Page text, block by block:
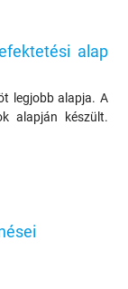
alap
legjobb alapja. A
alapján készült.